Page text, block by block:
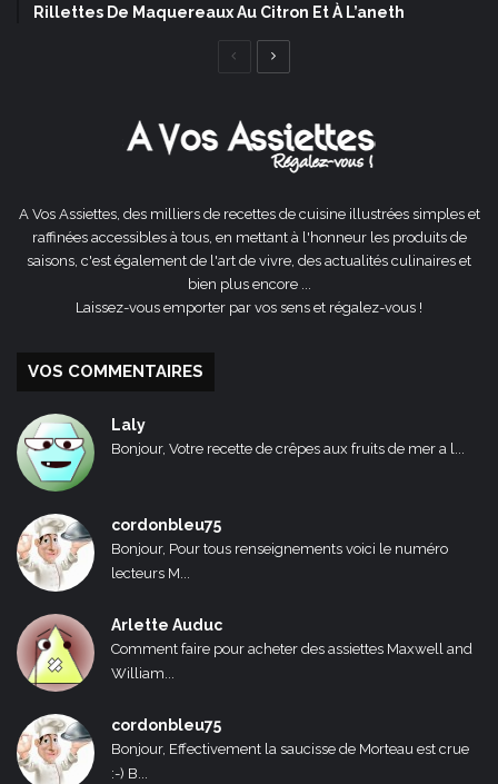
Rillettes De Maquereaux Au Citron Et À L’aneth
Page
A Vos Assiettes, des milliers de recettes de cuisine illustrées simples et
raffinées accessibles à tous, en mettant à l'honneur les produits de
saisons, c'est également de l'art de vivre, des actualités culinaires et
bien plus encore ...
Laissez-vous emporter par vos sens et régalez-vous !
VOS COMMENTAIRES
Laly
Bonjour, Votre recette de crêpes aux fruits de mer a l...
cordonbleu75
Bonjour, Pour tous renseignements voici le numéro
lecteurs M...
Arlette Auduc
Comment faire pour acheter des assiettes Maxwell and
William...
cordonbleu75
Bonjour, Effectivement la saucisse de Morteau est crue
:-) B...